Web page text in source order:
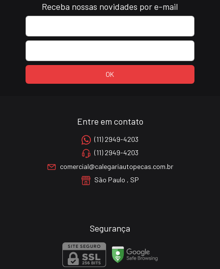
Receba nossas novidades por e-mail
Entre em contato
(11) 2949-4203
(11) 2949-4203
comercial@calegariautopecas.com.br
São Paulo , SP
Segurança